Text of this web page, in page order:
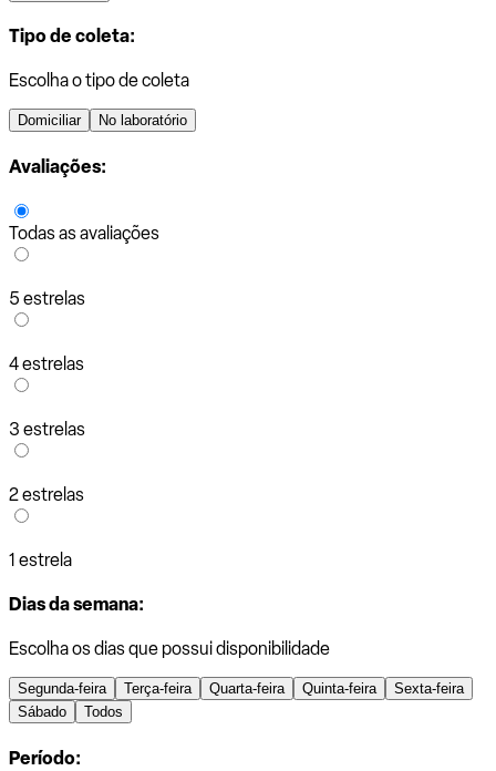
Tipo de coleta:
Escolha o tipo de coleta
Domiciliar No laboratório
Avaliações:
Todas as avaliações
5 estrelas
4 estrelas
3 estrelas
2 estrelas
1 estrela
Dias da semana:
Escolha os dias que possui disponibilidade
Segunda-feira Terça-feira Quarta-feira Quinta-feira
Sexta-feira
Sábado
Todos
Período: